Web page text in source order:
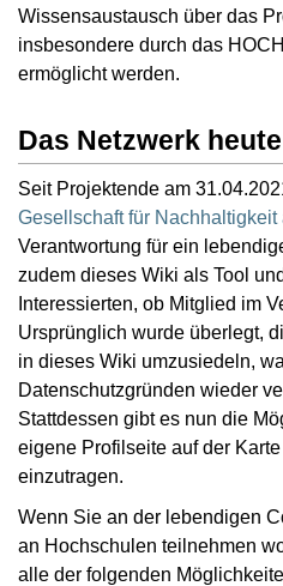
Wissensaustausch über das
insbesondere durch das HOCH
ermöglicht werden.
Das Netzwerk heute
Seit Projektende am
Gesellschaft für
Verantwortung für ein
zudem dieses Wiki als Tool
Interessierten, ob Mitglied im
Ursprünglich wurde überlegt,
in dieses Wiki umzusiedeln,
Datenschutzgründen wieder
Stattdessen gibt es nun die
eigene Profilseite auf der
einzutragen.
Wenn Sie an der lebendigen
an Hochschulen teilnehmen
alle der folgenden